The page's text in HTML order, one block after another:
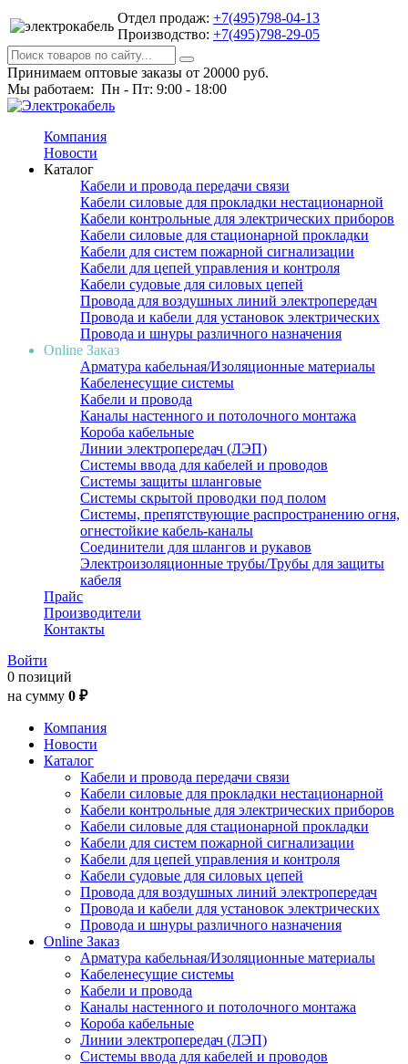
Отдел продаж: +7(495)798-04-13
Производство: +7(495)798-29-05
Принимаем оптовые заказы от 20000 руб.
Мы работаем: Пн - Пт: 9:00 - 18:00
Компания
Новости
Каталог
Кабели и провода передачи связи
Кабели силовые для прокладки нестационарной
Кабели контрольные для электрических приборов
Кабели силовые для стационарной прокладки
Кабели для систем пожарной сигнализации
Кабели для цепей управления и контроля
Кабели судовые для силовых цепей
Провода для воздушных линий электропередач
Провода и кабели для установок электрических
Провода и шнуры различного назначения
Online Заказ
Арматура кабельная/Изоляционные материалы
Кабеленесущие системы
Кабели и провода
Каналы настенного и потолочного монтажа
Короба кабельные
Линии электропередач (ЛЭП)
Системы ввода для кабелей и проводов
Системы защиты шланговые
Системы скрытой проводки под полом
Системы, препятствующие распространению огня,
огнестойкие кабель-каналы
Соединители для шлангов и рукавов
Электроизоляционные трубы/Трубы для защиты
кабеля
Прайс
Производители
Контакты
Войти
0 позиций
на сумму 0 ₽
Компания
Новости
Каталог
Кабели и провода передачи связи
Кабели силовые для прокладки нестационарной
Кабели контрольные для электрических приборов
Кабели силовые для стационарной прокладки
Кабели для систем пожарной сигнализации
Кабели для цепей управления и контроля
Кабели судовые для силовых цепей
Провода для воздушных линий электропередач
Провода и кабели для установок электрических
Провода и шнуры различного назначения
Online Заказ
Арматура кабельная/Изоляционные материалы
Кабеленесущие системы
Кабели и провода
Каналы настенного и потолочного монтажа
Короба кабельные
Линии электропередач (ЛЭП)
Системы ввода для кабелей и проводов